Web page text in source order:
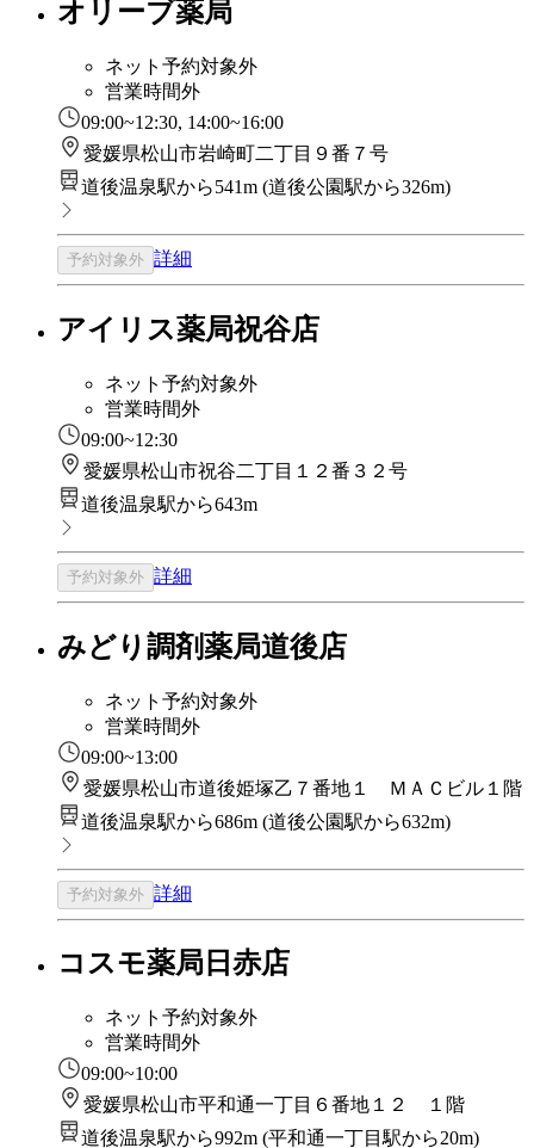
オリーブ薬局
ネット予約対象外
営業時間外
09:00~12:30, 14:00~16:00
愛媛県松山市岩崎町二丁目９番７号
道後温泉駅から541m (道後公園駅から326m)
予約対象外 詳細
アイリス薬局祝谷店
ネット予約対象外
営業時間外
09:00~12:30
愛媛県松山市祝谷二丁目１２番３２号
道後温泉駅から643m
予約対象外 詳細
みどり調剤薬局道後店
ネット予約対象外
営業時間外
09:00~13:00
愛媛県松山市道後姫塚乙７番地１ ＭＡＣビル１階
道後温泉駅から686m (道後公園駅から632m)
予約対象外 詳細
コスモ薬局日赤店
ネット予約対象外
営業時間外
09:00~10:00
愛媛県松山市平和通一丁目６番地１２ １階
道後温泉駅から992m (平和通一丁目駅から20m)